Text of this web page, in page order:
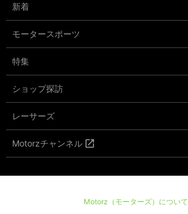
新着
モータースポーツ
特集
ショップ探訪
レーサーズ
Motorzチャンネル
Motorz（モーターズ）について